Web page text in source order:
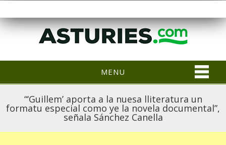
MENU
“‘Guillem’ aporta a la nuesa lliteratura un
formatu especial como ye la novela documental”,
señala Sánchez Canella